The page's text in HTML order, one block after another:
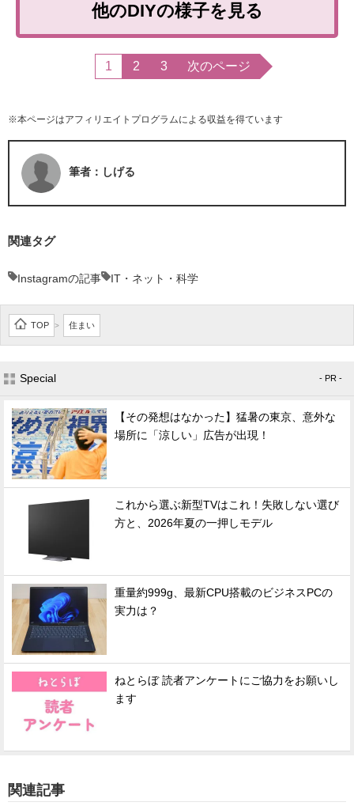
他のDIYの様子を見る
1 2 3 次のページ
※本ページはアフィリエイトプログラムによる収益を得ています
筆者：しげる
関連タグ
Instagramの記事 IT・ネット・科学
TOP > 住まい
Special - PR -
【その発想はなかった】猛暑の東京、意外な
場所に「涼しい」広告が出現！
これから選ぶ新型TVはこれ！失敗しない選び
方と、2026年夏の一押しモデル
重量約999g、最新CPU搭載のビジネスPCの
実力は？
ねとらぼ 読者アンケートにご協力をお願いし
ます
関連記事